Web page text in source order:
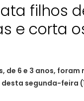
filhos
e corta
de 6 e 3 anos,
segunda-feira